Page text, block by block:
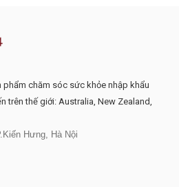
chăm sóc sức khỏe nhập khẩu
trên thế giới: Australia, New Zealand,
Hưng, Hà Nội